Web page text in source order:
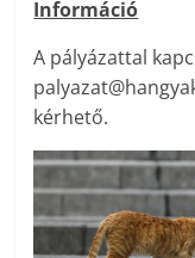
Információ
A pályázattal
kérhető.